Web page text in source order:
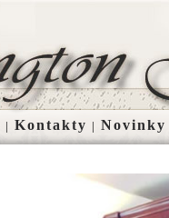
| Kontakty | Novinky